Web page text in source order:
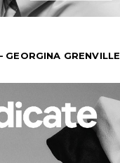
GEORGINA GRENVILLE